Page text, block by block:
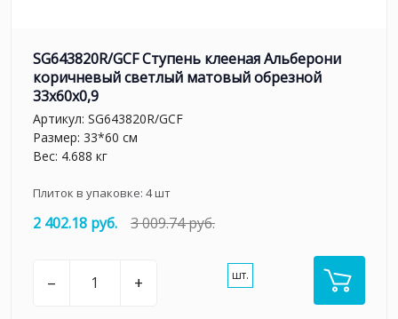
SG643820R/GCF Ступень клееная Альберони
коричневый светлый матовый обрезной
33x60x0,9
Артикул: SG643820R/GCF
Размер: 33*60 см
Вес: 4.688 кг
Плиток в упаковке: 4шт
2 402.18 руб. 3 009.74 руб.
– + шт.